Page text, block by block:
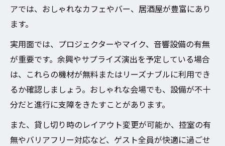
ンの選択肢
結婚式二次会貸し切りで人数と予算を両立
する方法
結婚式二次会貸し切りでゲスト負担を減ら
す工夫
少人数対応の結婚式二次会貸し切りも人気
少人数向け結婚式二次会貸し切りのメリッ
ト解説
アでは、おしゃれなカフェやバー、居酒屋が豊富にあり
ます。
実用面では、プロジェクターやマイク、音響設備の有無
が重要です。余興やサプライズ演出を予定している場合
は、これらの機材が無料またはリーズナブルに利用でき
るか確認しましょう。おしゃれな会場でも、設備が不十
分だと進行に支障をきたすことがあります。
また、貸し切り時のレイアウト変更が可能か、控室の有
無やバリアフリー対応など、ゲスト全員が快適に過ごせ